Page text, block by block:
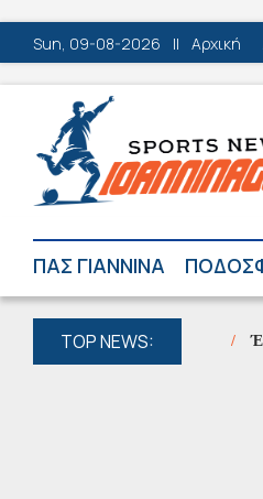
Sun, 09-08-2026 || Αρχική
ΠΑΣ ΓΙΑΝΝΙΝΑ
TOP NEWS: Έκλεψε